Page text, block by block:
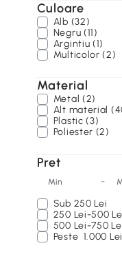
Culoare
Alb (32)
Negru (11)
Argintiu (1)
Multicolor (2)
Material
Metal (2)
Alt material
Plastic (3)
Poliester (2)
Pret
Min -
Sub 250 Lei
250 Lei-500
500 Lei-750
Peste 1.000 Lei